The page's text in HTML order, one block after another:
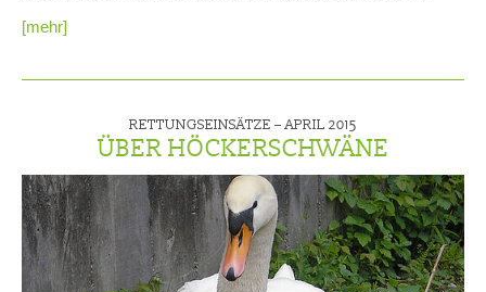
[mehr]
RETTUNGSEINSÄTZE – APRIL 2015
ÜBER HÖCKERSCHWÄNE